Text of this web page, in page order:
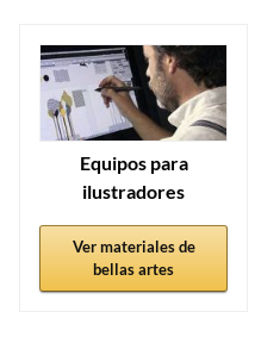
Equipos para
ilustradores
Ver materiales de
bellas artes